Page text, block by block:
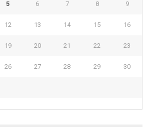
5 6 7 8 9
12 13 14 15 16
19 20 21 22 23
26 27 28 29 30